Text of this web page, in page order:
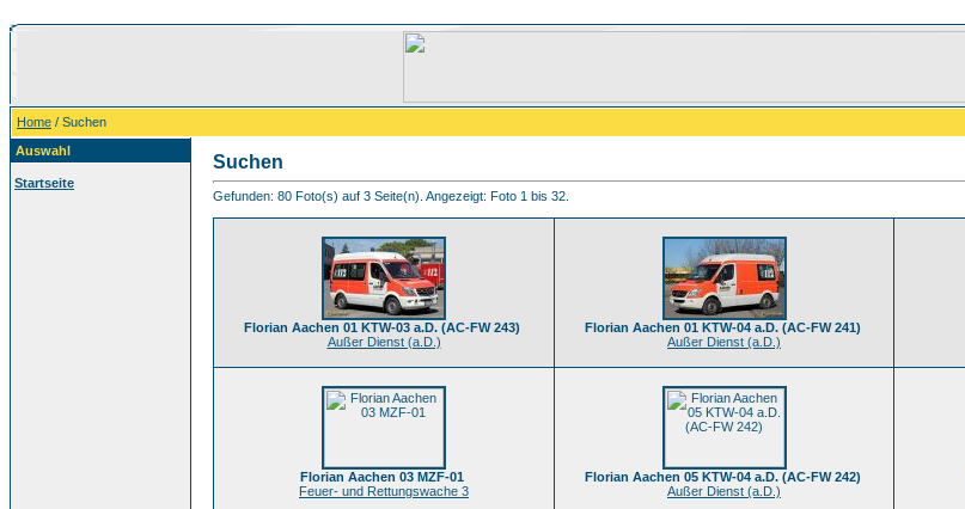
Home / Suchen
Auswahl
Startseite
Suchen
Gefunden: 80 Foto(s) auf 3 Seite(n). Angezeigt: Foto 1 bis 32.
Florian Aachen 01 KTW-03 a.D. (AC-FW 243)
Außer Dienst (a.D.)
Florian Aachen 01 KTW-04 a.D. (AC-FW 241)
Außer Dienst (a.D.)
Florian Aachen 03 MZF-01
Feuer- und Rettungswache 3
Florian Aachen 05 KTW-04 a.D. (AC-FW 242)
Außer Dienst (a.D.)